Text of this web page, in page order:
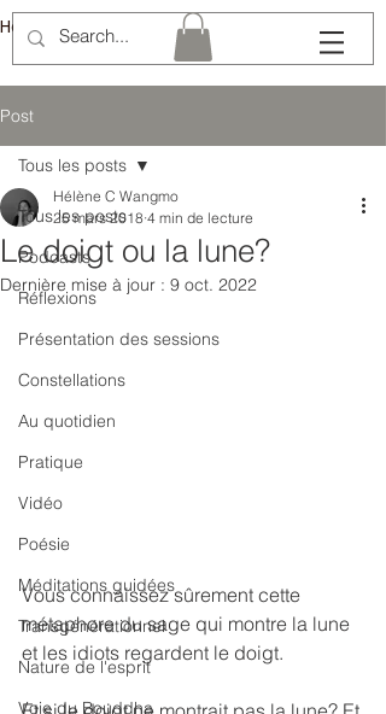
Hélène Lémery
Post
Tous les posts
Podcasts
Réflexions
Présentation des sessions
Constellations
Au quotidien
Pratique
Vidéo
Poésie
Méditations guidées
Transgénérationnel
Nature de l'esprit
Voie du Bouddha
Tous les posts
Le doigt ou la lune?
Hélène C Wangmo
25 mars 2018 4 min de lecture
Dernière mise à jour : 9 oct. 2022
Vous connaissez sûrement cette
métaphore du sage qui montre la lune
et les idiots regardent le doigt.